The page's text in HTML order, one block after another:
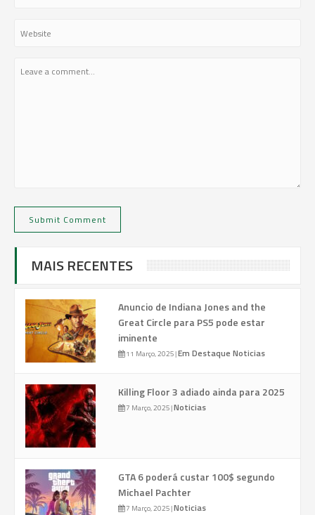
MAIS RECENTES
Anuncio de Indiana Jones and the
Great Circle para PS5 pode estar
iminente
11 Março, 2025|Em Destaque Noticias
Killing Floor 3 adiado ainda para 2025
7 Março, 2025|Noticias
GTA 6 poderá custar 100$ segundo
Michael Pachter
7 Março, 2025|Noticias